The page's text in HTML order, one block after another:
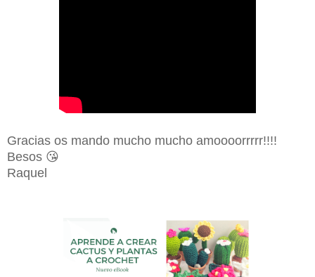
Gracias os mando mucho mucho amoooorrrrr!!!!
Besos 😘
Raquel